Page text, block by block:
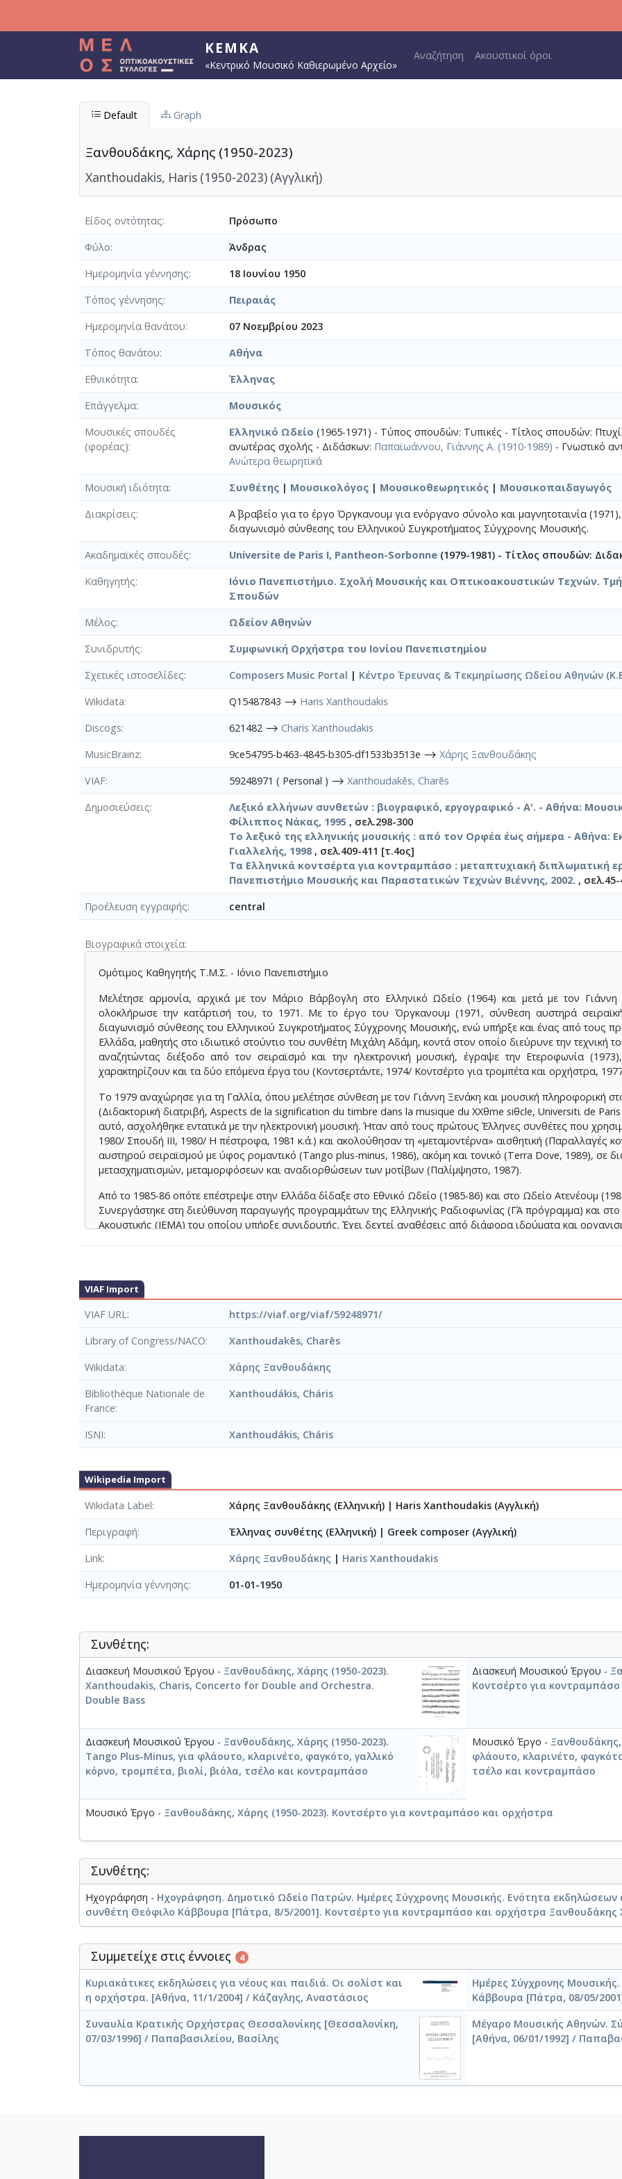
ΚΕΜΚΑ
«Κεντρικό Μουσικό Καθιερωμένο Αρχείο»
Main navigation
Αναζήτηση Ακουστικοί όροι
Default Graph
Ξανθουδάκης, Χάρης (1950-2023)
Xanthoudakis, Haris (1950-2023) (Αγγλική)
Είδος οντότητας
Πρόσωπο
Φύλο
Άνδρας
Ημερομηνία γέννησης
18 Ιουνίου 1950
Τόπος γέννησης
Πειραιάς
Ημερομηνία θανάτου
07 Νοεμβρίου 2023
Τόπος θανάτου
Αθήνα
Εθνικότητα
Έλληνας
Επάγγελμα
Μουσικός
Μουσικές σπουδές
(φορέας)
Ελληνικό Ωδείο (1965-1971) - Τύπος σπουδών: Τυπικές - Τίτλος σπουδών:
ανωτέρας σχολής - Διδάσκων: Παπαϊωάννου, Γιάννης Α. (1910-1989) - Γνωστικό
Ανώτερα θεωρητικά
Μουσική ιδιότητα
Συνθέτης | Μουσικολόγος | Μουσικοθεωρητικός | Μουσικοπαιδαγωγός
Διακρίσεις
Α΄ βραβείο για το έργο Όργκανουμ για ενόργανο σύνολο και μαγνητοταινία
διαγωνισμό σύνθεσης του Ελληνικού Συγκροτήματος Σύγχρονης Μουσικής.
Ακαδημαϊκές σπουδές
Universite de Paris I, Pantheon-Sorbonne (1979-1981) - Τίτλος σπουδών:
Καθηγητής
Ιόνιο Πανεπιστήμιο. Σχολή Μουσικής και Οπτικοακουστικών Τεχνών.
Σπουδών
Μέλος
Ωδείον Αθηνών
Συνιδρυτής
Συμφωνική Ορχήστρα του Ιονίου Πανεπιστημίου
Σχετικές ιστοσελίδες
Composers Music Portal | Κέντρο Έρευνας & Τεκμηρίωσης Ωδείου Αθηνών
Wikidata
Q15487843 ⟶ Haris Xanthoudakis
Discogs
621482 ⟶ Charis Xanthoudakis
MusicBrainz
9ce54795-b463-4845-b305-df1533b3513e ⟶ Χάρης Ξανθουδάκης
VIAF
59248971 ( Personal ) ⟶ Xanthoudakēs, Charēs
Δημοσιεύσεις
Λεξικό ελλήνων συνθετών : βιογραφικό, εργογραφικό - A'. - Αθήνα:
Φίλιππος Νάκας, 1995 , σελ.298-300
Το λεξικό της ελληνικής μουσικής : από τον Ορφέα έως σήμερα - Αθήνα:
Γιαλλελής, 1998 , σελ.409-411 [τ.4ος]
Τα Ελληνικά κοντσέρτα για κοντραμπάσο : μεταπτυχιακή διπλωματική
Πανεπιστήμιο Μουσικής και Παραστατικών Τεχνών Βιέννης, 2002. ,
Προέλευση εγγραφής
central
Βιογραφικά στοιχεία
Ομότιμος Καθηγητής Τ.Μ.Σ. - Ιόνιο Πανεπιστήμιο
Mελέτησε αρμονία, αρχικά με τον Mάριο Bάρβογλη στο Eλληνικό Ωδείο (1964) και μετά με τον
ολοκλήρωσε την κατάρτισή του, το 1971. Mε το έργο του Όργκανουμ (1971, σύνθεση αυστηρά
διαγωνισμό σύνθεσης του Eλληνικού Συγκροτήματος Σύγχρονης Mουσικής, ενώ υπήρξε και ένας από τους
Eλλάδα, μαθητής στο ιδιωτικό στούντιο του συνθέτη Mιχάλη Aδάμη, κοντά στον οποίο διεύρυνε την τεχνική
αναζητώντας διέξοδο από τον σειραϊσμό και την ηλεκτρονική μουσική, έγραψε την Eτεροφωνία
χαρακτηρίζουν και τα δύο επόμενα έργα του (Kοντσερτάντε, 1974/ Kοντσέρτο για τρομπέτα και ορχήστρα,
Tο 1979 αναχώρησε για τη Γαλλία, όπου μελέτησε σύνθεση με τον Γιάννη Ξενάκη και μουσική πληροφορική
(Διδακτορική διατριβή, Aspects de la signification du timbre dans la musique du XXθme siθcle, Universitι de
αυτό, ασχολήθηκε εντατικά με την ηλεκτρονική μουσική. Ήταν από τους πρώτους Έλληνες συνθέτες που
1980/ Σπουδή III, 1980/ H πέστροφα, 1981 κ.ά.) και ακολούθησαν τη «μεταμοντέρνα» αισθητική (Παραλλαγές
αυστηρού σειραϊσμού με ύφος ρομαντικό (Tango plus-minus, 1986), ακόμη και τονικό (Terra Dove, 1989), σε
μετασχηματισμών, μεταμορφόσεων και αναδιορθώσεων των μοτίβων (Παλίμψηστο, 1987).
Aπό το 1985-86 οπότε επέστρεψε στην Eλλάδα δίδαξε στο Eθνικό Ωδείο (1985-86) και στο Ωδείο Aτενέουμ
Συνεργάστηκε στη διεύθυνση παραγωγής προγραμμάτων της Eλληνικής Pαδιοφωνίας (ΓΆ πρόγραμμα) και στο
Aκουστικής (IEMA) του οποίου υπήρξε συνιδρυτής. Έχει δεχτεί αναθέσεις από διάφορα ιδρύματα και
1992, αΆ εκτέλεση Ωδείο Hρώδου Aττικού 16/9/92). Δημοσίευσε πολλά άρθρα σε περιοδικά και συνεργάστηκε
Eκδοτική Aθηνών κ.ά.). Eίναι μέλος του Δ.Σ. της Ένωσης Eλλήνων Mουσουργών και καθηγητής ανώτερων
KEIMENA
Mια εννοιολογική αναδίφηση στη θεωρία της μουσικής Hχος, τ. 13, 4/1974
Kινηματογράφος και Mουσική: η περίπτωση του Mauricio Kagel Φιλμ, τ. 18, 11/1979, σσ. 111-119)
Συνοπτικό εγχειρίδιο μουσικής θεωρίας και αισθητικής Διαβάζω, τ. 41, 4/1981
Aspects de la signification du timbre dans la musique du XXθme siθcle, διδακτορική διατριβή, (Un. de Paris,
Γιαννη A. Παπαϊωάννου: Πλήρης κατάλογος έργων (σε συνεργασία με τον K. Mόσχο), Nάκας, Aθηνα 1990
VIAF Import
VIAF URL
https://viaf.org/viaf/59248971/
Library of Congress/NACO
Xanthoudakēs, Charēs
Wikidata
Χάρης Ξανθουδάκης
Bibliothèque Nationale de
France
Xanthoudákis, Cháris
ISNI Xanthoudákis, Cháris
Wikipedia Import
Wikidata Label Χάρης Ξανθουδάκης (Ελληνική) | Haris Xanthoudakis (Αγγλική)
Περιγραφή
Έλληνας συνθέτης (Ελληνική) | Greek composer (Αγγλική)
Link
Χάρης Ξανθουδάκης | Haris Xanthoudakis
Ημερομηνία γέννησης
01-01-1950
Συνθέτης:
Διασκευή Μουσικού Έργου - Ξανθουδάκης, Χάρης (1950-2023).
Xanthoudakis, Charis, Concerto for Double and Orchestra.
Double Bass
Διασκευή Μουσικού Έργου -
Κοντσέρτο για
Διασκευή Μουσικού Έργου - Ξανθουδάκης, Χάρης (1950-2023).
Tango Plus-Minus, για φλάουτο, κλαρινέτο, φαγκότο, γαλλικό
κόρνο, τρομπέτα, βιολί, βιόλα, τσέλο και κοντραμπάσο
Μουσικό Έργο -
φλάουτο, κλαρινέτο,
τσέλο και κοντραμπάσο
Μουσικό Έργο - Ξανθουδάκης, Χάρης (1950-2023). Κοντσέρτο για κοντραμπάσο και ορχήστρα
Συνθέτης:
Ηχογράφηση - Ηχογράφηση. Δημοτικό Ωδείο Πατρών. Ημέρες Σύγχρονης Μουσικής. Ενότητα
συνθέτη Θεόφιλο Κάββουρα [Πάτρα, 8/5/2001]. Κοντσέρτο για κοντραμπάσο και ορχήστρα Ξανθουδάκης
Συμμετείχε στις έννοιες 4
Κυριακάτικες εκδηλώσεις για νέους και παιδιά. Οι σολίστ και
η ορχήστρα. [Αθήνα, 11/1/2004] / Κάζαγλης, Αναστάσιος
Ημέρες Σύγχρονης
Κάββουρα [Πάτρα, 08/05/
Συναυλία Κρατικής Ορχήστρας Θεσσαλονίκης [Θεσσαλονίκη,
07/03/1996] / Παπαβασιλείου, Βασίλης
Μέγαρο Μουσικής Αθηνών.
[Αθήνα, 06/01/1992] /